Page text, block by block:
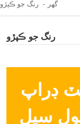
گھر رنگ جو ڪپڙو
رنگ جو ڪپڙو
ڊراپ
سيل